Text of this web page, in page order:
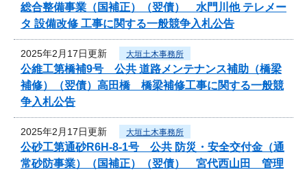
総合整備事業（国補正）（翌債） 水門川他 テレメー
タ 設備改修 工事に関する一般競争入札公告
2025年2月17日更新 大垣土木事務所
公維工第橋補9号 公共 道路メンテナンス補助（橋梁
補修）（翌債）高田橋 橋梁補修工事に関する一般競
争入札公告
2025年2月17日更新 大垣土木事務所
公砂工第通砂R6H-8-1号 公共 防災・安全交付金（通
常砂防事業）（国補正）（翌債） 宮代西山田 管理